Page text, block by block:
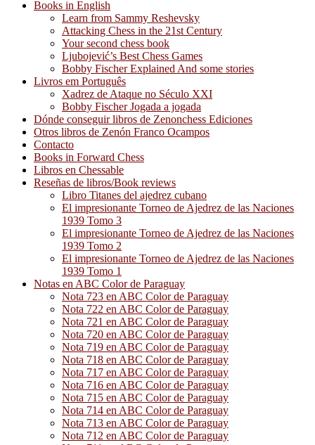
Books in English
Learn from Sammy Reshevsky
Attacking Chess in the 21st Century
Your second chess book
Ljubojević’s Best Chess Games
Bobby Fischer Explained And some stories
Livros em Português
Xadrez de Ataque no Século XXI
Bobby Fischer Jogada a jogada
Dónde conseguir libros de Zenonchess Ediciones
Otros libros de Zenón Franco Ocampos
Contacto
Books in Forward Chess
Libros en Chessable
Reseñas de libros/Book reviews
Libro Titanes del ajedrez cubano
El impresionante Torneo de Ajedrez de las Naciones
1939 Tomo 3
El impresionante Torneo de Ajedrez de las Naciones
1939 Tomo 2
El impresionante Torneo de Ajedrez de las Naciones
1939 Tomo 1
Notas en ABC Color de Paraguay
Nota 723 en ABC Color de Paraguay
Nota 722 en ABC Color de Paraguay
Nota 721 en ABC Color de Paraguay
Nota 720 en ABC Color de Paraguay
Nota 719 en ABC Color de Paraguay
Nota 718 en ABC Color de Paraguay
Nota 717 en ABC Color de Paraguay
Nota 716 en ABC Color de Paraguay
Nota 715 en ABC Color de Paraguay
Nota 714 en ABC Color de Paraguay
Nota 713 en ABC Color de Paraguay
Nota 712 en ABC Color de Paraguay